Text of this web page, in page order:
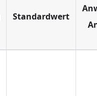
Standardwert